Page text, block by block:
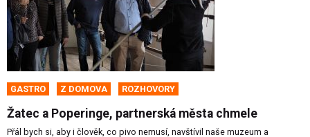
GASTRO Z DOMOVA ROZHOVORY
Žatec a Poperinge, partnerská města chmele
Přál bych si, aby i člověk, co pivo nemusí, navštívil naše muzeum a